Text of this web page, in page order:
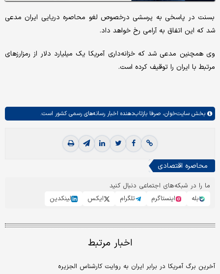
بسنت در پاسخی به پرسشی درخصوص لغو محاصره دریایی ایران مدعی
شد که این اتفاق به آرامی رخ خواهد داد.
وی همچنین مدعی شد که خزانه‌داری آمریکا یک میلیارد دلار از رمزارزهای
مرتبط با ایران را توقیف کرده است.
بخش سایت‌خوان، صرفا بازتاب‌دهنده اخبار رسانه‌های رسمی کشور است.
محاصره اقتصادی
ما را در شبکه‌های اجتماعی دنبال کنید
بله
اینستاگرم تلگرام ایکس لینکدین
اخبار مرتبط
آخرین برگ آمریکا در برابر ایران به روایت کارشناس الجزیره